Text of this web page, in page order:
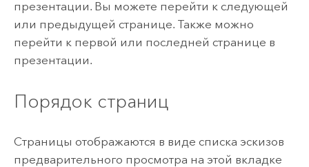
презентации. Вы можете перейти к следующей
или предыдущей странице. Также можно
перейти к первой или последней странице в
презентации.
Порядок страниц
Страницы отображаются в виде списка эскизов
предварительного просмотра на этой вкладке